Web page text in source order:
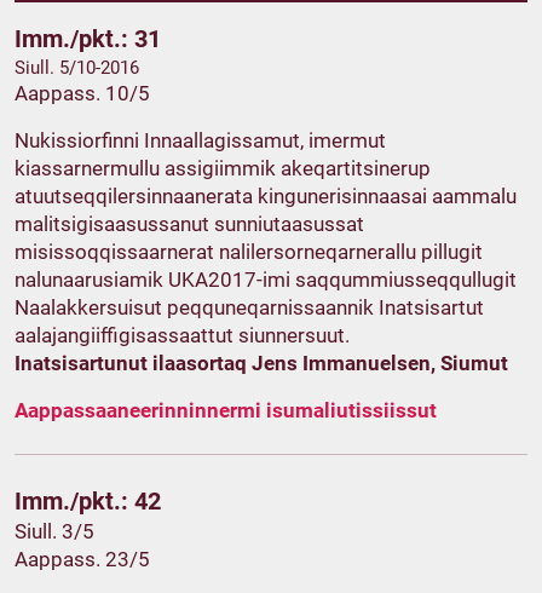
Imm./pkt.: 31
Siull. 5/10-2016
Aappass. 10/5
Nukissiorfinni Innaallagissamut, imermut
kiassarnermullu assigiimmik akeqartitsinerup
atuutseqqilersinnaanerata kingunerisinnaasai aammalu
malitsigisaasussanut sunniutaasussat
misissoqqissaarnerat nalilersorneqarnerallu pillugit
nalunaarusiamik UKA2017-imi saqqummiusseqqullugit
Naalakkersuisut peqquneqarnissaannik Inatsisartut
aalajangiiffigisassaattut siunnersuut.
Inatsisartunut ilaasortaq Jens Immanuelsen, Siumut
Aappassaaneerinninnermi isumaliutissiissut
Imm./pkt.: 42
Siull. 3/5
Aappass. 23/5